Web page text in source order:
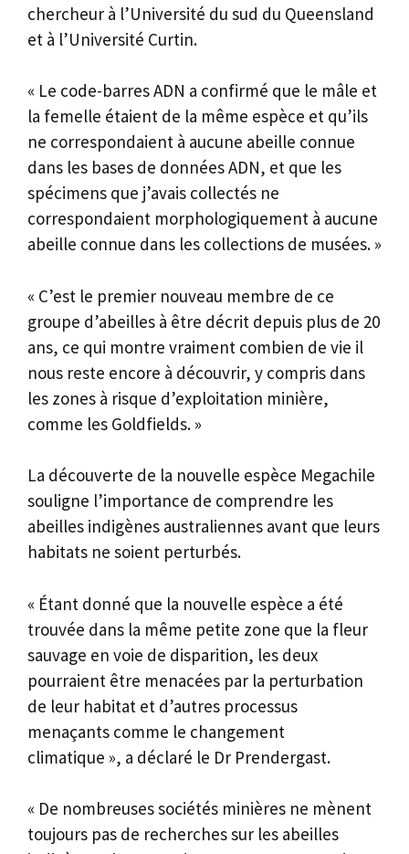
chercheur à l’Université du sud du Queensland
et à l’Université Curtin.
« Le code-barres ADN a confirmé que le mâle et
la femelle étaient de la même espèce et qu’ils
ne correspondaient à aucune abeille connue
dans les bases de données ADN, et que les
spécimens que j’avais collectés ne
correspondaient morphologiquement à aucune
abeille connue dans les collections de musées. »
« C’est le premier nouveau membre de ce
groupe d’abeilles à être décrit depuis plus de 20
ans, ce qui montre vraiment combien de vie il
nous reste encore à découvrir, y compris dans
les zones à risque d’exploitation minière,
comme les Goldfields. »
La découverte de la nouvelle espèce Megachile
souligne l’importance de comprendre les
abeilles indigènes australiennes avant que leurs
habitats ne soient perturbés.
« Étant donné que la nouvelle espèce a été
trouvée dans la même petite zone que la fleur
sauvage en voie de disparition, les deux
pourraient être menacées par la perturbation
de leur habitat et d’autres processus
menaçants comme le changement
climatique », a déclaré le Dr Prendergast.
« De nombreuses sociétés minières ne mènent
toujours pas de recherches sur les abeilles